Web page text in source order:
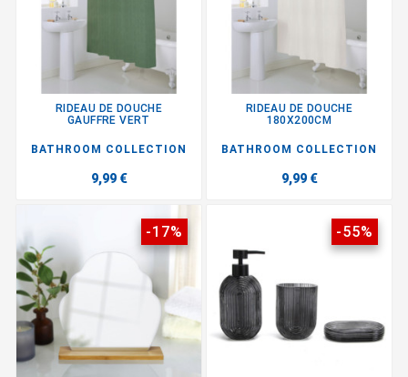
RIDEAU DE DOUCHE
GAUFFRE VERT
BATHROOM COLLECTION
9,99 €
RIDEAU DE DOUCHE
180X200CM
BATHROOM COLLECTION
9,99 €
-17% -55%